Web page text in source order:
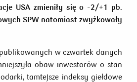
USA zmieniły się o -2/+1 pb.
SPW natomiast zwyżkowały
w czwartek danych
obaw inwestorów o stan
tamtejsze indeksy giełdowe